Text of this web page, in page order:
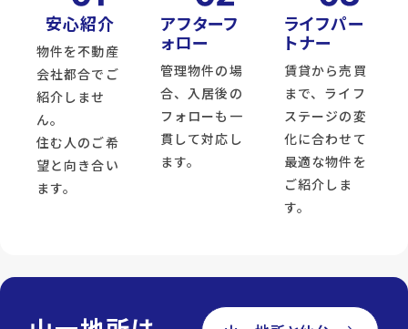
安心紹介
物件を不動産
会社都合でご
紹介しませ
ん。
住む人のご希
望と向き合い
ます。
アフターフ
ォロー
管理物件の場
合、入居後の
フォローも一
貫して対応し
ます。
ライフパー
トナー
賃貸から売買
まで、ライフ
ステージの変
化に合わせて
最適な物件を
ご紹介しま
す。